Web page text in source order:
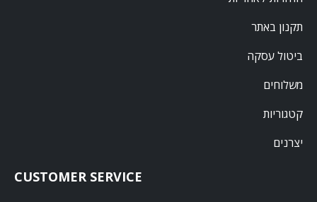
תקנון באתר
ביטול עסקה
משלוחים
קטגוריות
יצרנים
CUSTOMER SERVICE